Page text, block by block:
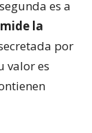
es a
la
por
valor es